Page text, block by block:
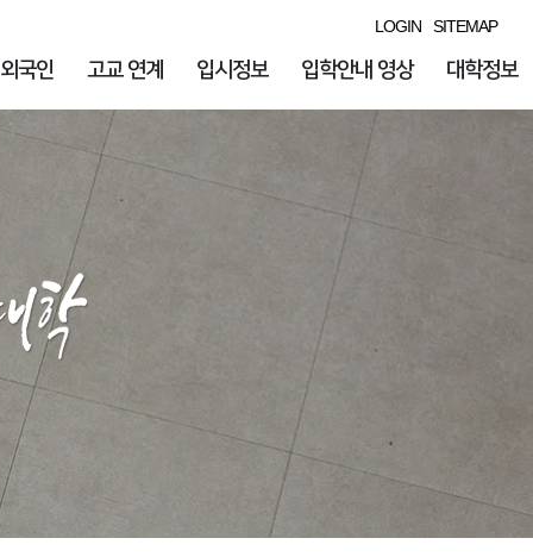
LOGIN SITEMAP
외국인 고교 연계 입시정보 입학안내 영상 대학정보